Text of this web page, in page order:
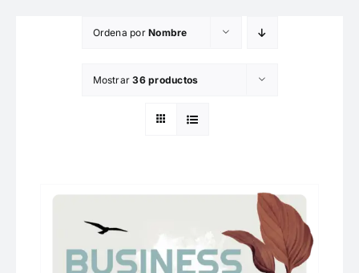
Ordena porNombre
Mostrar36 productos